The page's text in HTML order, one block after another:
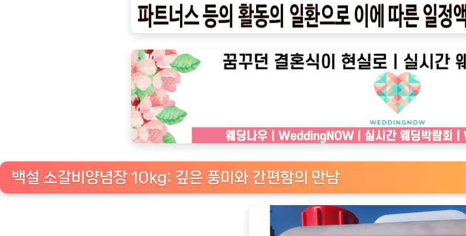
인
기
품]
백
비
념
장
백설 소갈비양념장 10kg: 깊은 풍미와 간편함의 만남